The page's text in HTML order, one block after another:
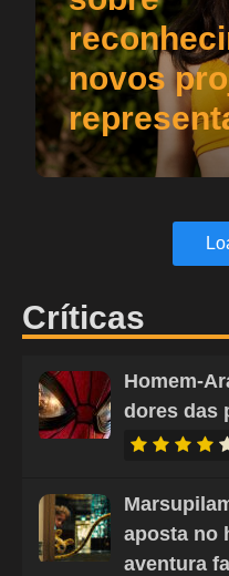
novos
Críticas
Homem-
dores das
aposta no
aventura